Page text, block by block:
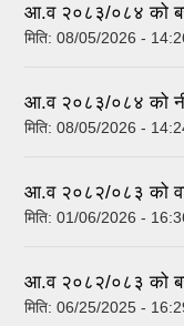
आ.व २०८३/०८४ को
मिति: 08/05/2026 -
आ.व २०८३/०८४ को
मिति: 08/05/2026 -
आ.व २०८२/०८३ को
मिति: 01/06/2026 -
आ.व २०८२/०८३ को
मिति: 06/25/2025 -